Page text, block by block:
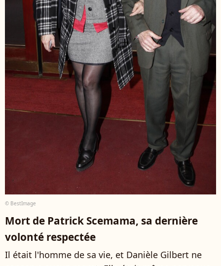
© BestImage
Mort de Patrick Scemama, sa dernière
volonté respectée
Il était l'homme de sa vie, et Danièle Gilbert ne